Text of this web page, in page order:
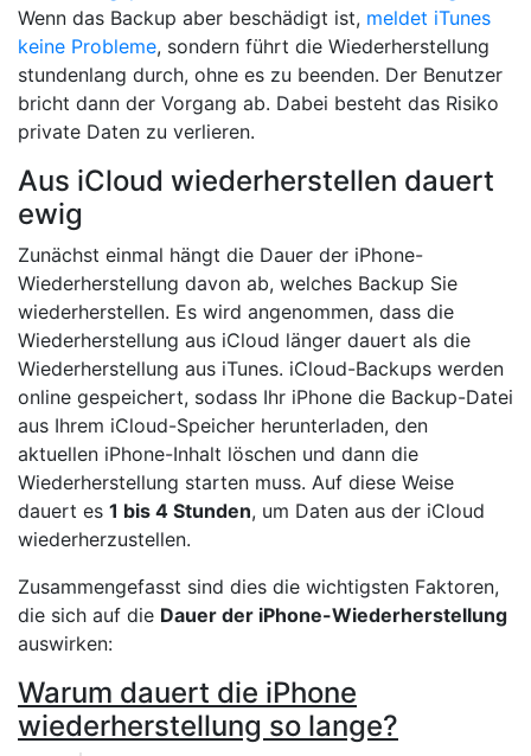
Wenn das Backup aber beschädigt ist, meldet iTunes
keine Probleme, sondern führt die Wiederherstellung
stundenlang durch, ohne es zu beenden. Der Benutzer
bricht dann der Vorgang ab. Dabei besteht das Risiko
private Daten zu verlieren.
Aus iCloud wiederherstellen dauert
ewig
Zunächst einmal hängt die Dauer der iPhone-
Wiederherstellung davon ab, welches Backup Sie
wiederherstellen. Es wird angenommen, dass die
Wiederherstellung aus iCloud länger dauert als die
Wiederherstellung aus iTunes. iCloud-Backups werden
online gespeichert, sodass Ihr iPhone die Backup-Datei
aus Ihrem iCloud-Speicher herunterladen, den
aktuellen iPhone-Inhalt löschen und dann die
Wiederherstellung starten muss. Auf diese Weise
dauert es 1 bis 4 Stunden, um Daten aus der iCloud
wiederherzustellen.
Zusammengefasst sind dies die wichtigsten Faktoren,
die sich auf die Dauer der iPhone-Wiederherstellung
auswirken:
Warum dauert die iPhone
wiederherstellung so lange?